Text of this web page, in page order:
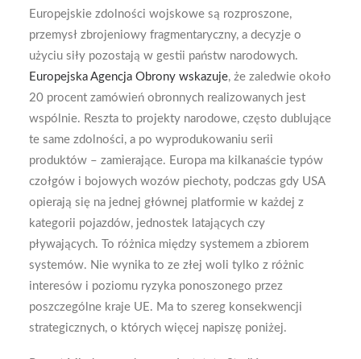
Europejskie zdolności wojskowe są rozproszone,
przemysł zbrojeniowy fragmentaryczny, a decyzje o
użyciu siły pozostają w gestii państw narodowych.
Europejska Agencja Obrony wskazuje, że zaledwie około
20 procent zamówień obronnych realizowanych jest
wspólnie. Reszta to projekty narodowe, często dublujące
te same zdolności, a po wyprodukowaniu serii
produktów – zamierające. Europa ma kilkanaście typów
czołgów i bojowych wozów piechoty, podczas gdy USA
opierają się na jednej głównej platformie w każdej z
kategorii pojazdów, jednostek latających czy
pływających. To różnica między systemem a zbiorem
systemów. Nie wynika to ze złej woli tylko z różnic
interesów i poziomu ryzyka ponoszonego przez
poszczególne kraje UE. Ma to szereg konsekwencji
strategicznych, o których więcej napiszę poniżej.